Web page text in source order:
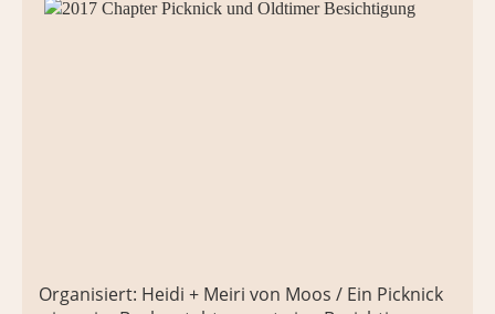
Organisiert: Heidi + Meiri von Moos / Ein Picknick